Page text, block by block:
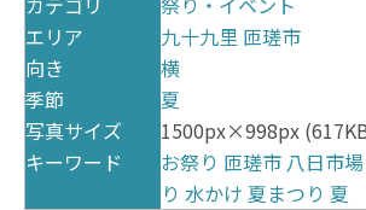
エリア
九十九里 匝瑳市
向き
横
季節
夏
写真サイズ
1500px×998px
キーワード
お祭り 匝瑳市 八日市場
り 水かけ 夏まつり 夏